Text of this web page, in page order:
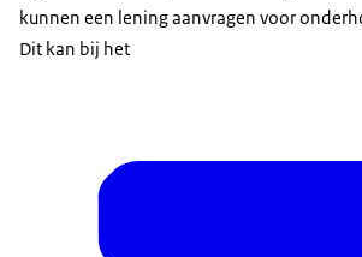
kunnen een lening aanvragen voor
Dit kan bij het